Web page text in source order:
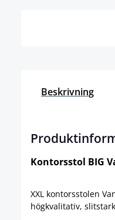
Beskrivning
Kontorsstol BIG
XXL kontorsstolen
högkvalitativ,